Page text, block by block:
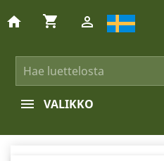
home shopping_cart 
VALIKKO